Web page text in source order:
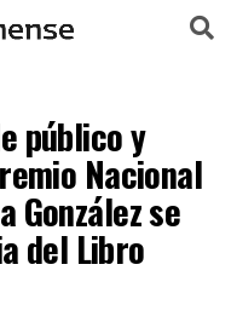
público y
Nacional
González se
del Libro